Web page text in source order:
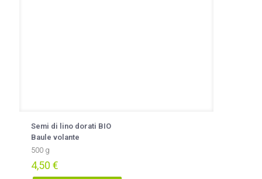
Semi di lino dorati BIO
Baule volante
500 g
4,50 €